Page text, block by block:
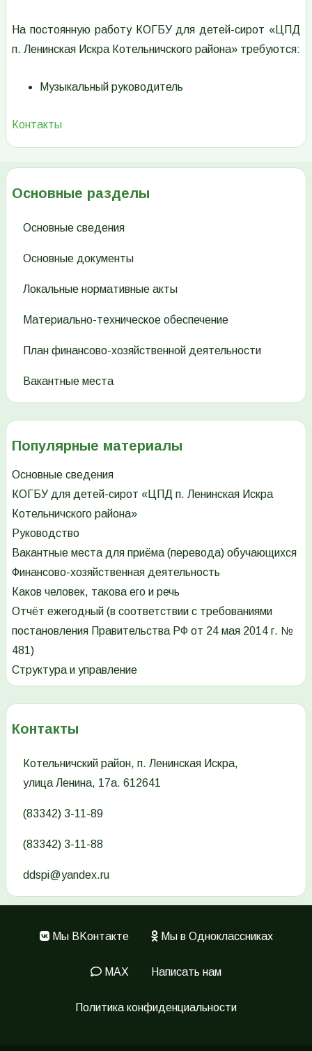
На постоянную работу КОГБУ для детей-сирот «ЦПД
п. Ленинская Искра Котельничского района» требуются:
Музыкальный руководитель
Контакты
Основные разделы
Основные сведения
Основные документы
Локальные нормативные акты
Материально-техническое обеспечение
План финансово-хозяйственной деятельности
Вакантные места
Популярные материалы
Основные сведения
КОГБУ для детей-сирот «ЦПД п. Ленинская Искра
Котельничского района»
Руководство
Вакантные места для приёма (перевода) обучающихся
Финансово-хозяйственная деятельность
Каков человек, такова его и речь
Отчёт ежегодный (в соответствии с требованиями
постановления Правительства РФ от 24 мая 2014 г. №
481)
Структура и управление
Контакты
Котельничский район, п. Ленинская Искра,
улица Ленина, 17а. 612641
(83342) 3-11-89
(83342) 3-11-88
ddspi@yandex.ru
Меню
Мы ВKонтакте Мы в Одноклассниках
MAX Написать нам
Политика конфиденциальности